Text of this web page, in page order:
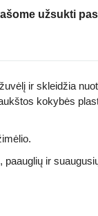
užsukti
ir skleidžia
kokybės
ir